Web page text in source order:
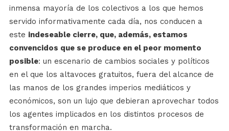
inmensa mayoría de los colectivos a los que hemos
servido informativamente cada día, nos conducen a
este indeseable cierre, que, además, estamos
convencidos que se produce en el peor momento
posible: un escenario de cambios sociales y políticos
en el que los altavoces gratuitos, fuera del alcance de
las manos de los grandes imperios mediáticos y
económicos, son un lujo que debieran aprovechar todos
los agentes implicados en los distintos procesos de
transformación en marcha.